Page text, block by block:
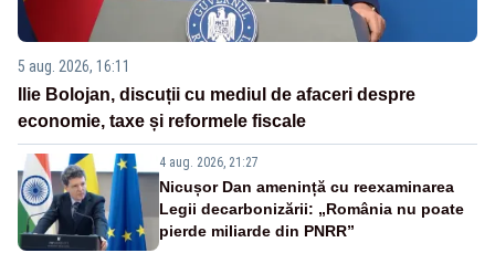
5 aug. 2026, 16:11
Ilie Bolojan, discuții cu mediul de afaceri despre
economie, taxe și reformele fiscale
4 aug. 2026, 21:27
Nicușor Dan amenință cu reexaminarea
Legii decarbonizării: „România nu poate
pierde miliarde din PNRR”